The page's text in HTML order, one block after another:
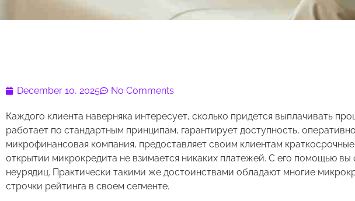
December 10, 2025 No Comments
Каждого клиента наверняка интересует, сколько придется выплачивать
работает по стандартным принципам, гарантирует доступность,
микрофинансовая компания, предоставляет своим клиентам
открытии микрокредита не взимается никаких платежей. С его помощью
неурядиц. Практически такими же достоинствами обладают многие
строчки рейтинга в своем сегменте.